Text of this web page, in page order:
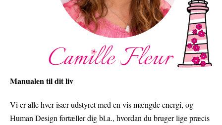
Manualen til dit liv
Vi er alle hver især udstyret med en vis mængde energi, og
Human Design fortæller dig bl.a., hvordan du bruger lige præcis